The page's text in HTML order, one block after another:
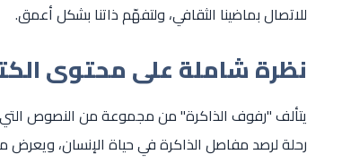
للاتصال بماضينا الثقافي، ولتفهّم ذاتنا بشكل أعمق.
نظرة شاملة على محتوى
رحلة لرصد مفاصل الذاكرة في حياة الإنسان،